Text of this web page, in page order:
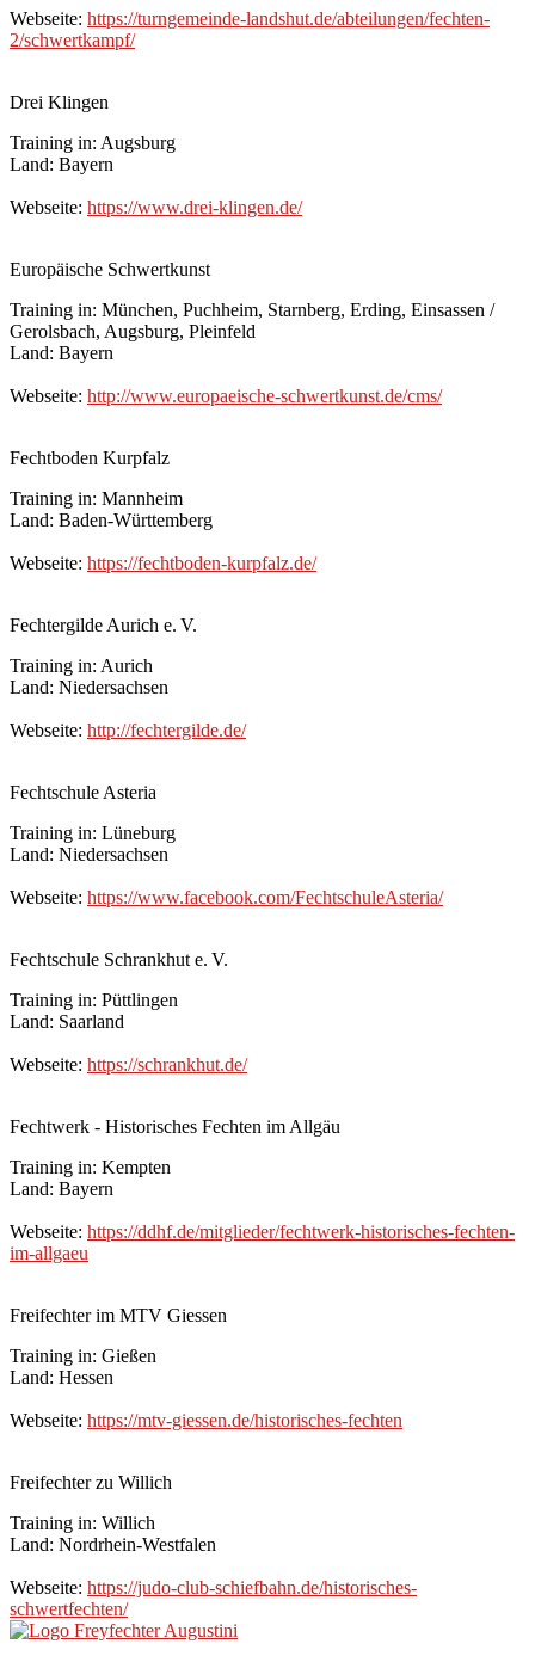
Webseite: https://turngemeinde-landshut.de/abteilungen/fechten-
2/schwertkampf/
Drei Klingen
Training in: Augsburg
Land: Bayern
Webseite: https://www.drei-klingen.de/
Europäische Schwertkunst
Training in: München, Puchheim, Starnberg, Erding, Einsassen /
Gerolsbach, Augsburg, Pleinfeld
Land: Bayern
Webseite: http://www.europaeische-schwertkunst.de/cms/
Fechtboden Kurpfalz
Training in: Mannheim
Land: Baden-Württemberg
Webseite: https://fechtboden-kurpfalz.de/
Fechtergilde Aurich e. V.
Training in: Aurich
Land: Niedersachsen
Webseite: http://fechtergilde.de/
Fechtschule Asteria
Training in: Lüneburg
Land: Niedersachsen
Webseite: https://www.facebook.com/FechtschuleAsteria/
Fechtschule Schrankhut e. V.
Training in: Püttlingen
Land: Saarland
Webseite: https://schrankhut.de/
Fechtwerk - Historisches Fechten im Allgäu
Training in: Kempten
Land: Bayern
Webseite: https://ddhf.de/mitglieder/fechtwerk-historisches-fechten-
im-allgaeu
Freifechter im MTV Giessen
Training in: Gießen
Land: Hessen
Webseite: https://mtv-giessen.de/historisches-fechten
Freifechter zu Willich
Training in: Willich
Land: Nordrhein-Westfalen
Webseite: https://judo-club-schiefbahn.de/historisches-
schwertfechten/